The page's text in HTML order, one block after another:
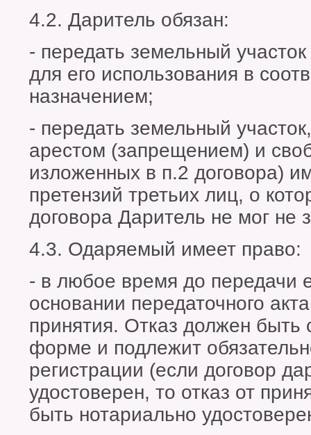
4.2. Даритель обязан:
- передать земельный
для его использования в
назначением;
- передать земельный
арестом (запрещением) и
изложенных в п.2 договора)
претензий третьих лиц, о
договора Даритель не мог не
4.3. Одаряемый имеет право:
- в любое время до передачи
основании передаточного
принятия. Отказ должен
форме и подлежит
регистрации (если договор
удостоверен, то отказ от
быть нотариально